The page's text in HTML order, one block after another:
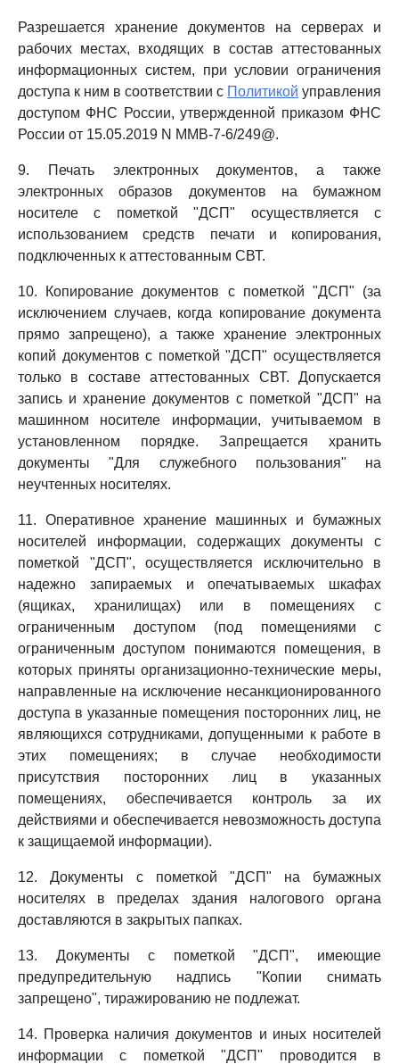
Разрешается хранение документов на серверах и
рабочих местах, входящих в состав аттестованных
информационных систем, при условии ограничения
доступа к ним в соответствии с Политикой управления
доступом ФНС России, утвержденной приказом ФНС
России от 15.05.2019 N ММВ-7-6/249@.
9. Печать электронных документов, а также
электронных образов документов на бумажном
носителе с пометкой "ДСП" осуществляется с
использованием средств печати и копирования,
подключенных к аттестованным СВТ.
10. Копирование документов с пометкой "ДСП" (за
исключением случаев, когда копирование документа
прямо запрещено), а также хранение электронных
копий документов с пометкой "ДСП" осуществляется
только в составе аттестованных СВТ. Допускается
запись и хранение документов с пометкой "ДСП" на
машинном носителе информации, учитываемом в
установленном порядке. Запрещается хранить
документы "Для служебного пользования" на
неучтенных носителях.
11. Оперативное хранение машинных и бумажных
носителей информации, содержащих документы с
пометкой "ДСП", осуществляется исключительно в
надежно запираемых и опечатываемых шкафах
(ящиках, хранилищах) или в помещениях с
ограниченным доступом (под помещениями с
ограниченным доступом понимаются помещения, в
которых приняты организационно-технические меры,
направленные на исключение несанкционированного
доступа в указанные помещения посторонних лиц, не
являющихся сотрудниками, допущенными к работе в
этих помещениях; в случае необходимости
присутствия посторонних лиц в указанных
помещениях, обеспечивается контроль за их
действиями и обеспечивается невозможность доступа
к защищаемой информации).
12. Документы с пометкой "ДСП" на бумажных
носителях в пределах здания налогового органа
доставляются в закрытых папках.
13. Документы с пометкой "ДСП", имеющие
предупредительную надпись "Копии снимать
запрещено", тиражированию не подлежат.
14. Проверка наличия документов и иных носителей
информации с пометкой "ДСП" проводится в